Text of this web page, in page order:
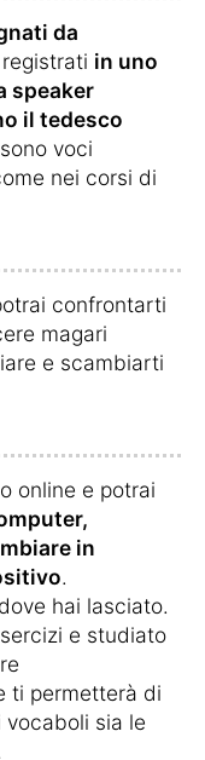
da
in uno
speaker
il tedesco
voci
nei corsi di
confrontarti
magari
e scambiarti
online e potrai
in
.
hai lasciato.
e studiato
ti permetterà di
sia le